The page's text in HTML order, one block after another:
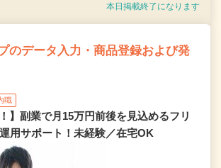
本日掲載終了になります
のデータ入力・商品登録および発
職
】副業で月15万円前後を見込めるフリ
用サポート！未経験／在宅OK